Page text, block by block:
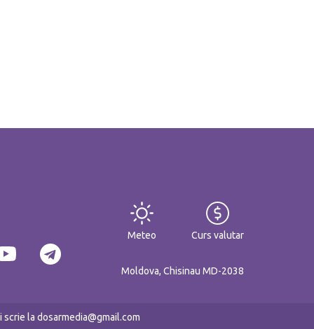
Meteo Curs valutar
Moldova, Chisinau MD-2038
la dosarmedia@gmail.com